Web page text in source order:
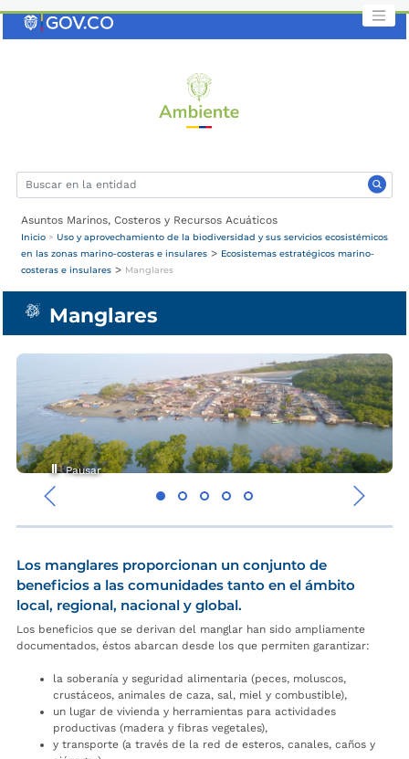
Asuntos Marinos, Costeros y Recursos Acuáticos
Inicio > Uso y aprovechamiento de la biodiversidad y sus servicios ecosistémicos
en las zonas marino-costeras e insulares > Ecosistemas estratégicos marino-
costeras e insulares > Manglares
Manglares
‹
›
Pausar
Los manglares proporcionan un conjunto de
beneficios a las comunidades tanto en el ámbito
local, regional, nacional y global.
Los beneficios que se derivan del manglar han sido ampliamente
documentados, éstos abarcan desde los que permiten garantizar:
la soberanía y seguridad alimentaria (peces, moluscos,
crustáceos, animales de caza, sal, miel y combustible),
un lugar de vivienda y herramientas para actividades
productivas (madera y fibras vegetales),
y transporte (a través de la red de esteros, canales, caños y